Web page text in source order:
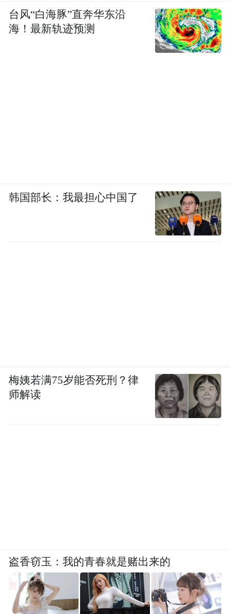
台风“白海豚”直奔华东沿
海！最新轨迹预测
韩国部长：我最担心中国了
梅姨若满75岁能否死刑？律
师解读
盗香窃玉：我的青春就是赌出来的